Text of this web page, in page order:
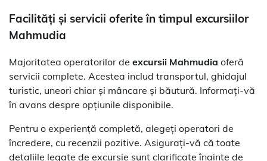
Facilități și servicii oferite în timpul excursiilor
Mahmudia
Majoritatea operatorilor de excursii Mahmudia oferă
servicii complete. Acestea includ transportul, ghidajul
turistic, uneori chiar și mâncare și băutură. Informați-vă
în avans despre opțiunile disponibile.
Pentru o experiență completă, alegeți operatori de
încredere, cu recenzii pozitive. Asigurați-vă că toate
detaliile legate de excursie sunt clarificate înainte de